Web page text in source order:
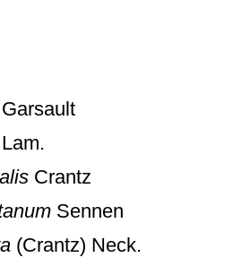
Crantz
Sennen
(Crantz) Neck.